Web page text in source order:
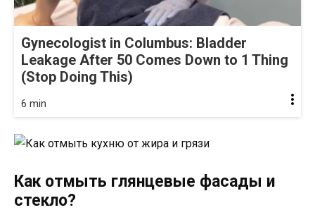
Gynecologist in Columbus: Bladder
Leakage After 50 Comes Down to 1 Thing
(Stop Doing This)
6 min
Как отмыть глянцевые фасады и
стекло?